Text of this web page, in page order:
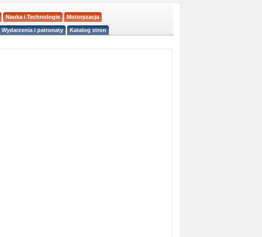
Nauka i Technologie Motoryzacja
Wydarzenia i patronaty Katalog stron